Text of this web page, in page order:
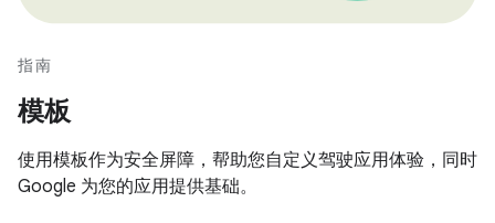
指南
模板
使用模板作为安全屏障，帮助您自定义驾驶应用体验，同时
Google 为您的应用提供基础。